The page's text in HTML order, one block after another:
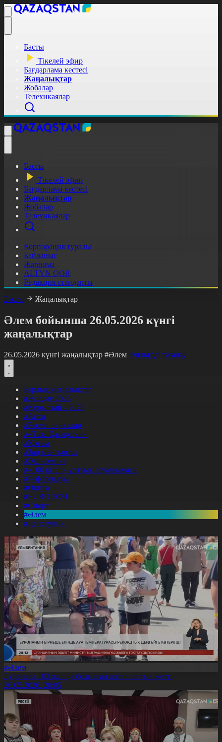
Басты
Тікелей эфир
Бағдарлама кестесі
Жаңалықтар
Жобалар
Телехикаялар
Басты
Тікелей эфир
Бағдарлама кестесі
Жаңалықтар
Жобалар
Телехикаялар
Корпорация туралы
Байланыс
Жарнама
ALTYN QOR
Редакция стандарты
Басты
Жаңалықтар
Әлем бойынша 26.05.2026 күнгі
жаңалықтар
26.05.2026 күнгі жаңалықтар #Әлем Фильтрді тазалау
Барлық жаңалықтар
#Жолдау 2025
#Құрылтай - 2026
#Апта
#Ресми оқиғалар
#«Таза Қазақстан»
#Қоғам
#Заң мен тәртіп
#Экономика
#«100 кітап» ұлттық сауалнамасы
#Референдум
#Оқиға
#EURO 2024
#Спорт
#Әлем
#Денсаулық
#Әлем
Еуропаға 103 жылда болмаған аптап ыстық жетті
26.05.2026, 20:05